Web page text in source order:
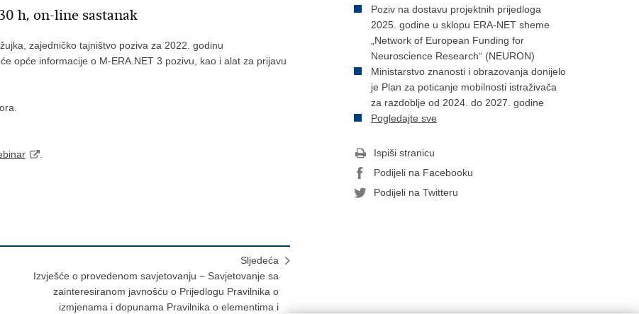
h, on-line sastanak
zajedničko tajništvo poziva za 2022. godinu
opće informacije o M-ERA.NET 3 pozivu, kao i alat za prijavu
Sljedeća
Izvješće o provedenom savjetovanju − Savjetovanje sa
zainteresiranom javnošću o Prijedlogu Pravilnika o
izmjenama i dopunama Pravilnika o elementima i
Poziv na dostavu projektnih prijedloga
2025. godine u sklopu ERA-NET sheme
„Network of European Funding for
Neuroscience Research“ (NEURON)
Ministarstvo znanosti i obrazovanja donijelo
je Plan za poticanje mobilnosti istraživača
za razdoblje od 2024. do 2027. godine
Pogledajte sve
Ispiši stranicu
Podijeli na Facebooku
Podijeli na Twitteru